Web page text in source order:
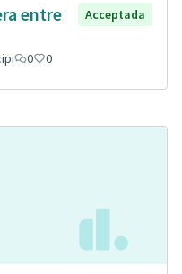
entre
Acceptada
0 0